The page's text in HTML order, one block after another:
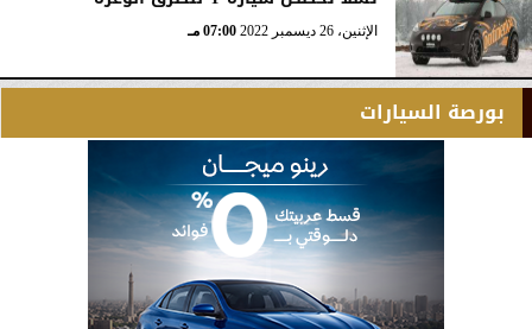
الإثنين، 26 ديسمبر 2022 07:00 مـ
بورصة السيارات